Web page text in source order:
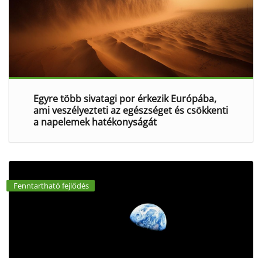
Egyre több sivatagi por érkezik Európába,
ami veszélyezteti az egészséget és csökkenti
a napelemek hatékonyságát
Fenntartható fejlődés